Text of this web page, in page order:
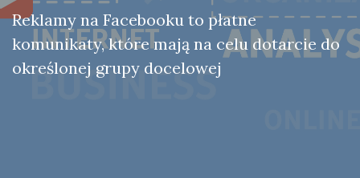
Reklamy na Facebooku to płatne
komunikaty, które mają na celu dotarcie do
określonej grupy docelowej